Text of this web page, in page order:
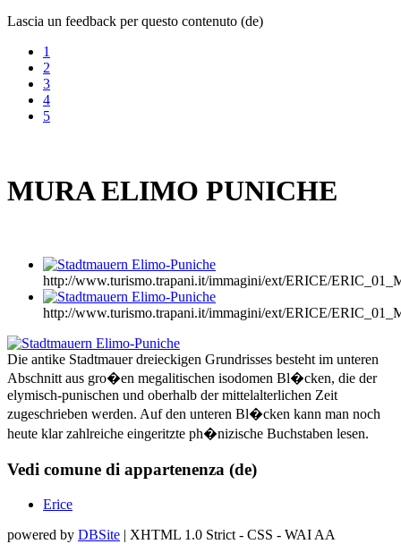
Lascia un feedback per questo contenuto (de)
1
2
3
4
5
MURA ELIMO PUNICHE
http://www.turismo.trapani.it/immagini/ext/ERICE/
http://www.turismo.trapani.it/immagini/ext/ERICE/
Die antike Stadtmauer dreieckigen Grundrisses besteht im unteren
Abschnitt aus gro�en megalitischen isodomen Bl�cken, die der
elymisch-punischen und oberhalb der mittelalterlichen Zeit
zugeschrieben werden. Auf den unteren Bl�cken kann man noch
heute klar zahlreiche eingeritzte ph�nizische Buchstaben lesen.
Vedi comune di appartenenza (de)
Erice
powered by DBSite | XHTML 1.0 Strict - CSS - WAI AA